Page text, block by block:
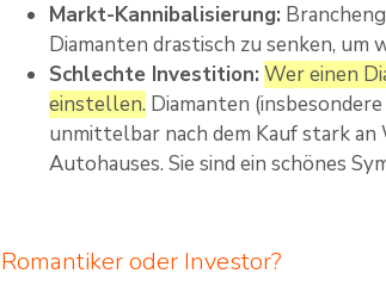
Markt-Kannibalisierung:
Diamanten drastisch zu senken,
Schlechte Investition:Wer einen
einstellen. Diamanten
unmittelbar nach dem Kauf stark
Autohauses. Sie sind ein schönes
Romantiker oder Investor?